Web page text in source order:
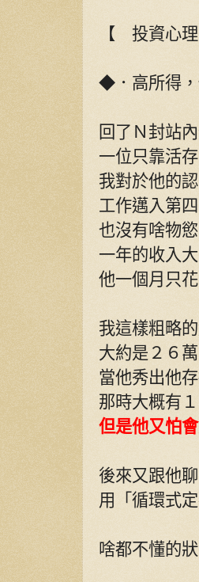
【 投資心
◆．高所得，
回了Ｎ封站
一位只靠活
我對於他的
工作邁入第
也沒有啥物
一年的收入
他一個月只
我這樣粗略
大約是２６
當他秀出他
那時大概有
但是他又怕
後來又跟他
用「循環式
啥都不懂的